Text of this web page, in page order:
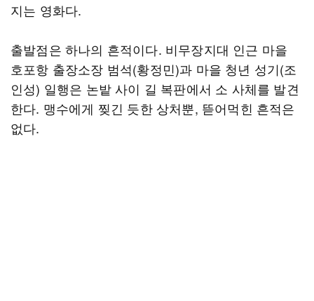
지는 영화다.
출발점은 하나의 흔적이다. 비무장지대 인근 마을
호포항 출장소장 범석(황정민)과 마을 청년 성기(조
인성) 일행은 논밭 사이 길 복판에서 소 사체를 발견
한다. 맹수에게 찢긴 듯한 상처뿐, 뜯어먹힌 흔적은
없다.